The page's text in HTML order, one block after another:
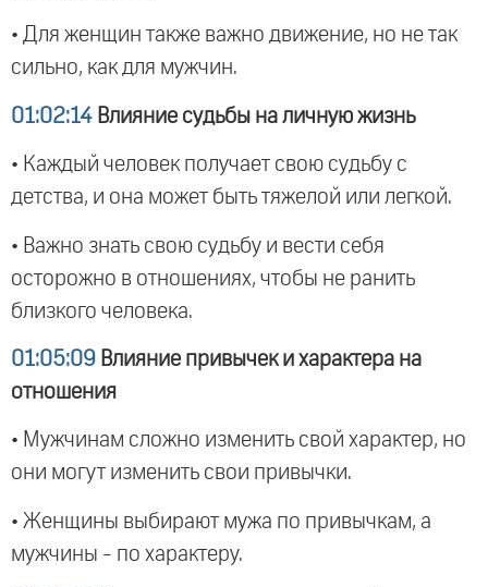
• Для женщин также важно движение, но не так
сильно, как для мужчин.
01:02:14 Влияние судьбы на личную жизнь
• Каждый человек получает свою судьбу с
детства, и она может быть тяжелой или легкой.
• Важно знать свою судьбу и вести себя
осторожно в отношениях, чтобы не ранить
близкого человека.
01:05:09 Влияние привычек и характера на
отношения
• Мужчинам сложно изменить свой характер, но
они могут изменить свои привычки.
• Женщины выбирают мужа по привычкам, а
мужчины - по характеру.